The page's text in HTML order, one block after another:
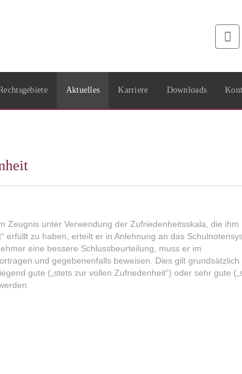
Aktuelles Karriere Downloads
Zeugnis unter Verwendung der Zufriedenheitsskala, die ihm
erfüllt zu haben, erteilt er in Anlehnung an das
eine bessere Schlussbeurteilung, muss er im
und gegebenenfalls beweisen. Dies gilt grundsätzlich
gute („stets zur vollen Zufriedenheit“) oder sehr gute